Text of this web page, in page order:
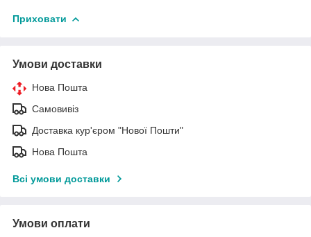
Приховати
Умови доставки
Нова Пошта
Самовивіз
Доставка кур'єром "Нової Пошти"
Нова Пошта
Всі умови доставки
Умови оплати